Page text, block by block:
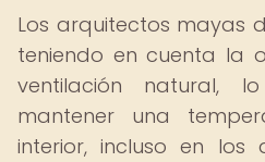
Los arquitectos mayas
teniendo en cuenta la
ventilación natural,
mantener una
interior, incluso en los